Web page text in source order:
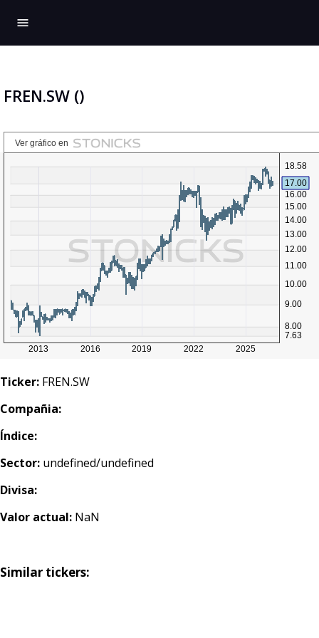
menu
FREN.SW ()
Ticker: FREN.SW
Compañia:
Índice:
Sector: undefined/undefined
Divisa:
Valor actual: NaN
Similar tickers: